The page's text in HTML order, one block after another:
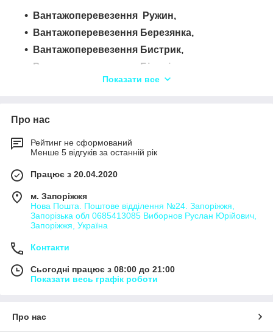
Вантажоперевезення Ружин,
Вантажоперевезення Березянка,
Вантажоперевезення Бистрик,
Вантажоперевезення Білилівка,
Вантажоперевезення Вербівка,
Вантажоперевезення Вишневе,
Вантажоперевезення Голубівка,
Вантажоперевезення Городок,
Вантажоперевезення Заріччя,
Вантажоперевезення Зарудинці,
Вантажоперевезення Йосипівка,
Вантажоперевезення Кордонівка,
Показати все
Про нас
Рейтинг не сформований
Менше 5 відгуків за останній рік
Працює з 20.04.2020
м. Запоріжжя
Нова Пошта. Поштове відділення №24. Запоріжжя,
Запорізька обл 0685413085 Виборнов Руслан Юрійович,
Запоріжжя, Україна
Контакти
Сьогодні працює з 08:00 до 21:00
Показати весь графік роботи
Про нас